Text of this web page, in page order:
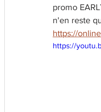
promo
n'en reste
https://
https://